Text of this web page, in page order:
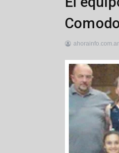
ahorainfo.com.ar